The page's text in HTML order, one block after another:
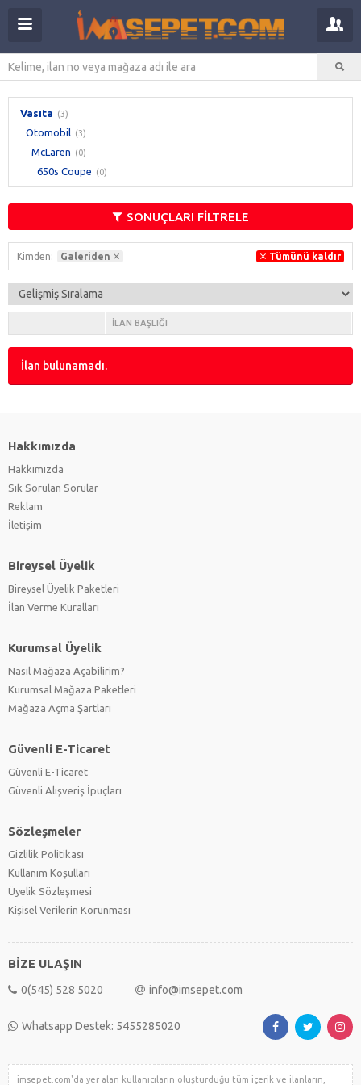
Vasıta (3)
Otomobil (3)
McLaren (0)
650s Coupe (0)
SONUÇLARI FİLTRELE
Kimden: Galeriden Tümünü kaldır
İLAN BAŞLIĞI
İlan bulunamadı.
Hakkımızda
Hakkımızda
Sık Sorulan Sorular
Reklam
İletişim
Bireysel Üyelik
Bireysel Üyelik Paketleri
İlan Verme Kuralları
Kurumsal Üyelik
Nasıl Mağaza Açabilirim?
Kurumsal Mağaza Paketleri
Mağaza Açma Şartları
Güvenli E-Ticaret
Güvenli E-Ticaret
Güvenli Alışveriş İpuçları
Sözleşmeler
Gizlilik Politikası
Kullanım Koşulları
Üyelik Sözleşmesi
Kişisel Verilerin Korunması
BİZE ULAŞIN
0(545) 528 5020 info@imsepet.com
Whatsapp Destek: 5455285020
imsepet.com'da yer alan kullanıcıların oluşturduğu tüm içerik ve ilanların,